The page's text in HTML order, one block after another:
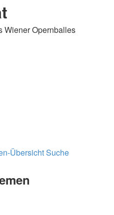
Wiener Opernballes
ÜbersichtSuche